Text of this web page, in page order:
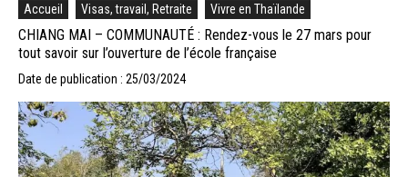
Accueil Visas, travail, Retraite Vivre en Thaïlande
CHIANG MAI – COMMUNAUTÉ : Rendez-vous le 27 mars pour
tout savoir sur l’ouverture de l’école française
Date de publication : 25/03/2024